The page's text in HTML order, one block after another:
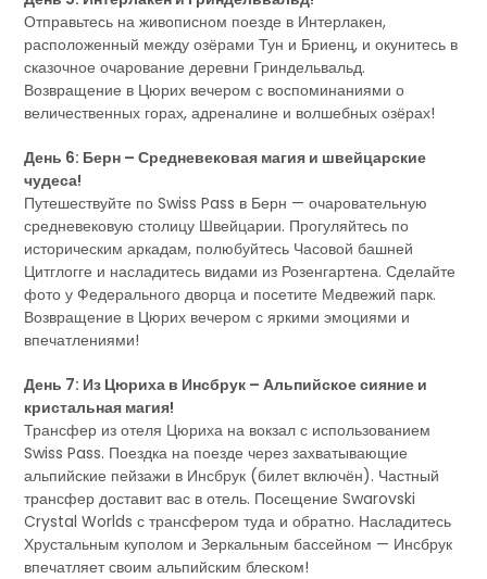
Отправьтесь на живописном поезде в Интерлакен,
расположенный между озёрами Тун и Бриенц, и окунитесь в
сказочное очарование деревни Гриндельвальд.
Возвращение в Цюрих вечером с воспоминаниями о
величественных горах, адреналине и волшебных озёрах!
День 6: Берн – Средневековая магия и швейцарские
чудеса!
Путешествуйте по Swiss Pass в Берн — очаровательную
средневековую столицу Швейцарии. Прогуляйтесь по
историческим аркадам, полюбуйтесь Часовой башней
Цитглогге и насладитесь видами из Розенгартена. Сделайте
фото у Федерального дворца и посетите Медвежий парк.
Возвращение в Цюрих вечером с яркими эмоциями и
впечатлениями!
День 7: Из Цюриха в Инсбрук – Альпийское сияние и
кристальная магия!
Трансфер из отеля Цюриха на вокзал с использованием
Swiss Pass. Поездка на поезде через захватывающие
альпийские пейзажи в Инсбрук (билет включён). Частный
трансфер доставит вас в отель. Посещение Swarovski
Crystal Worlds с трансфером туда и обратно. Насладитесь
Хрустальным куполом и Зеркальным бассейном — Инсбрук
впечатляет своим альпийским блеском!